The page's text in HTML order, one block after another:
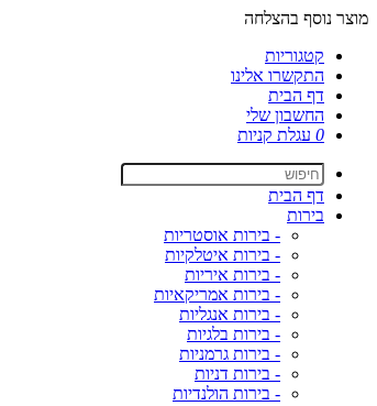
מוצר נוסף בהצלחה
קטגוריות
התקשרו אלינו
דף הבית
החשבון שלי
0 עגלת קניות
דף הבית
בירות
- בירות אוסטריות
- בירות איטלקיות
- בירות איריות
- בירות אמריקאיות
- בירות אנגליות
- בירות בלגיות
- בירות גרמניות
- בירות דניות
- בירות הולנדיות